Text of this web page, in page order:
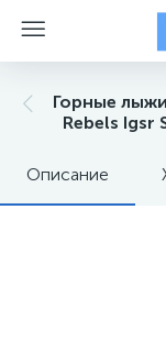
Горные
Rebels Igsr
Описание